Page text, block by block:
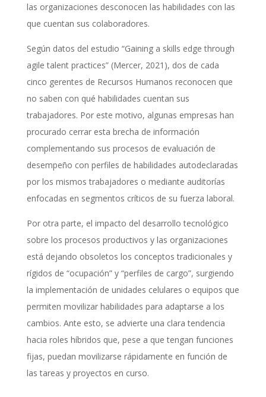
las organizaciones desconocen las habilidades con las
que cuentan sus colaboradores.
Según datos del estudio “Gaining a skills edge through
agile talent practices” (Mercer, 2021), dos de cada
cinco gerentes de Recursos Humanos reconocen que
no saben con qué habilidades cuentan sus
trabajadores. Por este motivo, algunas empresas han
procurado cerrar esta brecha de información
complementando sus procesos de evaluación de
desempeño con perfiles de habilidades autodeclaradas
por los mismos trabajadores o mediante auditorías
enfocadas en segmentos críticos de su fuerza laboral.
Por otra parte, el impacto del desarrollo tecnológico
sobre los procesos productivos y las organizaciones
está dejando obsoletos los conceptos tradicionales y
rígidos de “ocupación” y “perfiles de cargo”, surgiendo
la implementación de unidades celulares o equipos que
permiten movilizar habilidades para adaptarse a los
cambios. Ante esto, se advierte una clara tendencia
hacia roles híbridos que, pese a que tengan funciones
fijas, puedan movilizarse rápidamente en función de
las tareas y proyectos en curso.